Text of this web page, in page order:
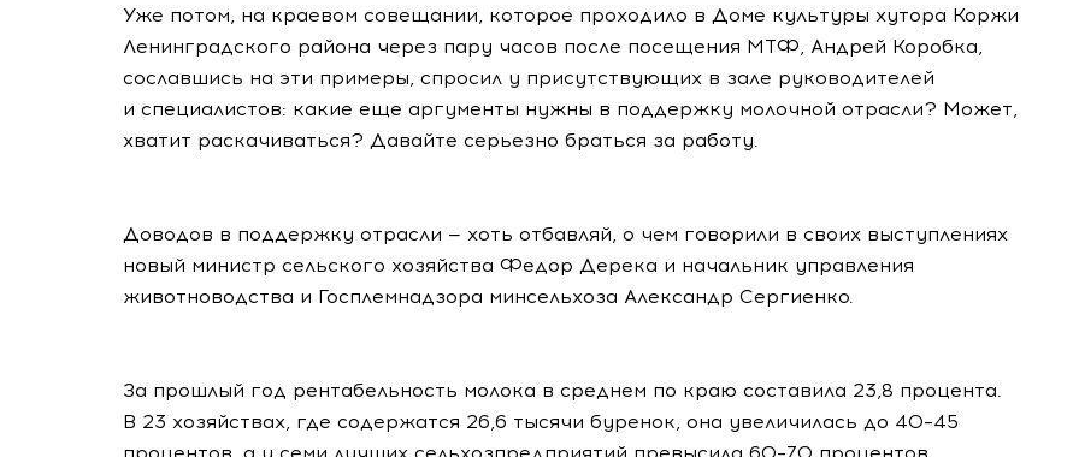
Уже потом, на краевом совещании, которое проходило в Доме культуры хутора Коржи
Ленинградского района через пару часов после посещения МТФ, Андрей Коробка,
сославшись на эти примеры, спросил у присутствующих в зале руководителей
и специалистов: какие еще аргументы нужны в поддержку молочной отрасли? Может,
хватит раскачиваться? Давайте серьезно браться за работу.
Доводов в поддержку отрасли — хоть отбавляй, о чем говорили в своих выступлениях
новый министр сельского хозяйства Федор Дерека и начальник управления
животноводства и Госплемнадзора минсельхоза Александр Сергиенко.
За прошлый год рентабельность молока в среднем по краю составила 23,8 процента.
В 23 хозяйствах, где содержатся 26,6 тысячи буренок, она увеличилась до 40–45